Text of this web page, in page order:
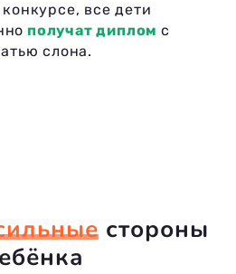
все дети
получат дипломс
слона.
стороны